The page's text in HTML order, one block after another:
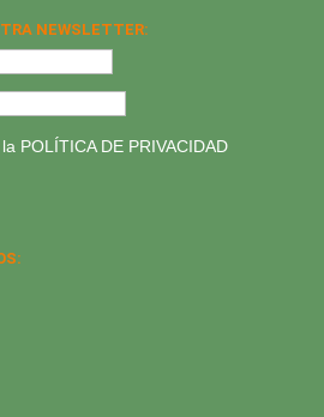
NEWSLETTER:
POLÍTICA DE PRIVACIDAD